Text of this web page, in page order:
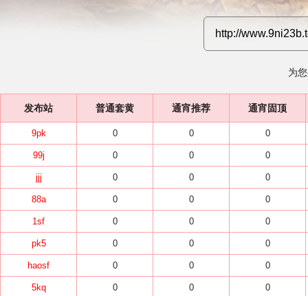
为
发布站 普通套黄 通宵推荐 通宵固顶
9pk 0 0 0
99j 0 0 0
jjj 0 0 0
88a 0 0 0
1sf 0 0 0
pk5 0 0 0
haosf 0 0 0
5kq 0 0 0